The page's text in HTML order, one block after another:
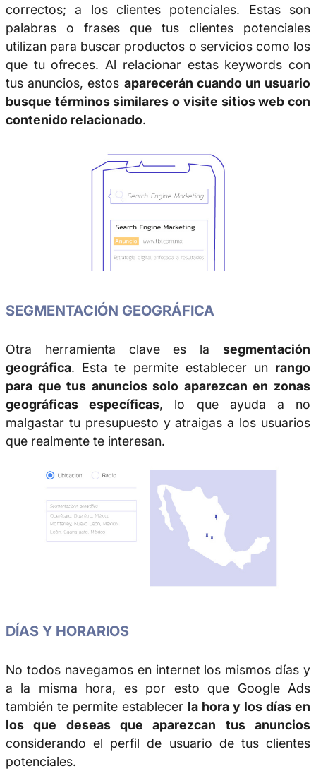
correctos; a los clientes potenciales. Estas son
palabras o frases que tus clientes potenciales
utilizan para buscar productos o servicios como los
que tu ofreces. Al relacionar estas keywords con
tus anuncios, estos aparecerán cuando un usuario
busque términos similares o visite sitios web con
contenido relacionado.
SEGMENTACIÓN GEOGRÁFICA
Otra herramienta clave es la segmentación
geográfica. Esta te permite establecer un rango
para que tus anuncios solo aparezcan en zonas
geográficas específicas, lo que ayuda a no
malgastar tu presupuesto y atraigas a los usuarios
que realmente te interesan.
DÍAS Y HORARIOS
No todos navegamos en internet los mismos días y
a la misma hora, es por esto que Google Ads
también te permite establecer la hora y los días en
los que deseas que aparezcan tus anuncios
considerando el perfil de usuario de tus clientes
potenciales.